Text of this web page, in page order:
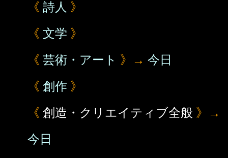
《 詩人 》
《 文学 》
《 芸術・アート 》→ 今日
《 創作 》
《 創造・クリエイティブ全般 》→
今日